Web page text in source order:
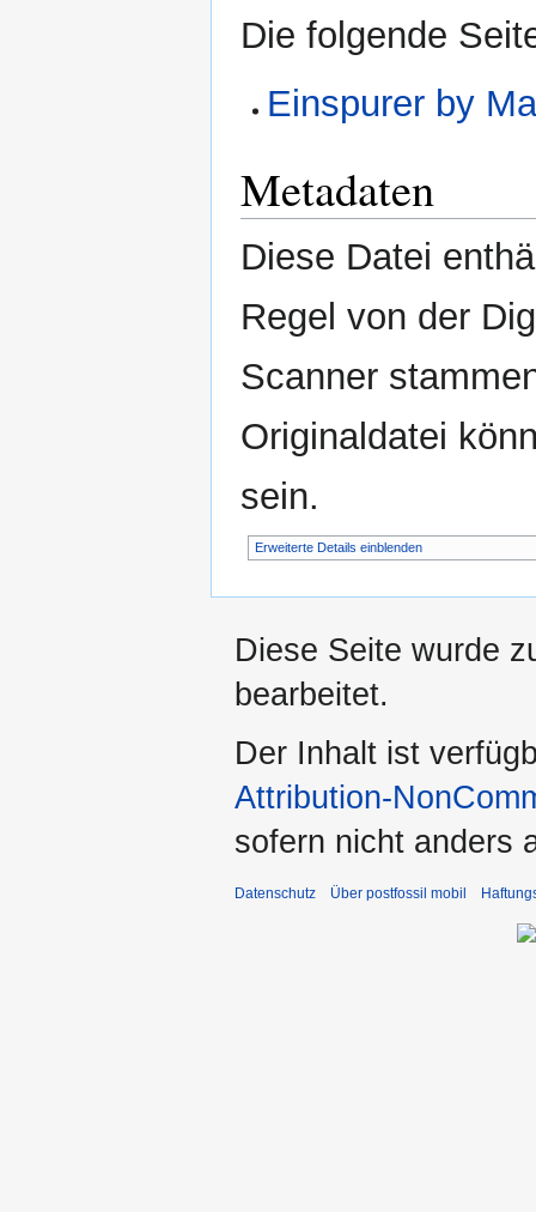
Die folgende
Einspurer by
Metadaten
Diese Datei
Regel von der
Scanner
Originaldatei
sein.
Erweiterte Details einblenden
Diese Seite wurde
bearbeitet.
Der Inhalt ist
Attribution-
sofern nicht anders
Datenschutz Über postfossil mobil